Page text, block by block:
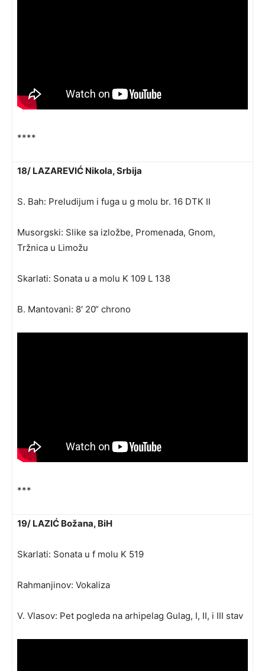
****
18/ LAZAREVIĆ Nikola, Srbija
S. Bah: Preludijum i fuga u g molu br. 16 DTK II
Musorgski: Slike sa izložbe, Promenada, Gnom,
Tržnica u Limožu
Skarlati: Sonata u a molu K 109 L 138
B. Mantovani: 8′ 20“ chrono
***
19/ LAZIĆ Božana, BiH
Skarlati: Sonata u f molu K 519
Rahmanjinov: Vokaliza
V. Vlasov: Pet pogleda na arhipelag Gulag, I, II, i III stav